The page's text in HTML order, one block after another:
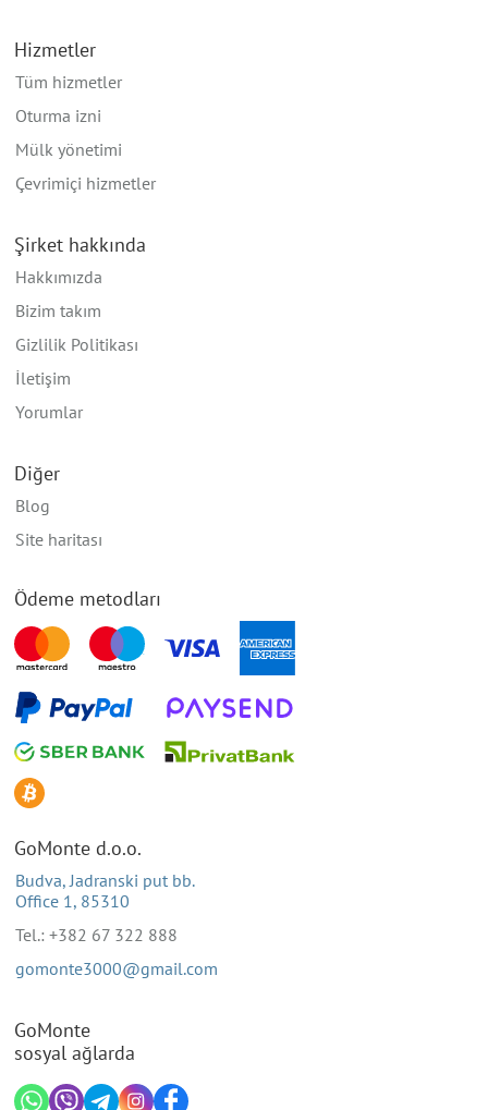
Hizmetler
Tüm hizmetler
Oturma izni
Mülk yönetimi
Çevrimiçi hizmetler
Şirket hakkında
Hakkımızda
Bizim takım
Gizlilik Politikası
İletişim
Yorumlar
Diğer
Blog
Site haritası
Ödeme metodları
GoMonte d.o.o.
Budva, Jadranski put bb.
Office 1, 85310
Tel.: +382 67 322 888
gomonte3000@gmail.com
GoMonte
sosyal ağlarda